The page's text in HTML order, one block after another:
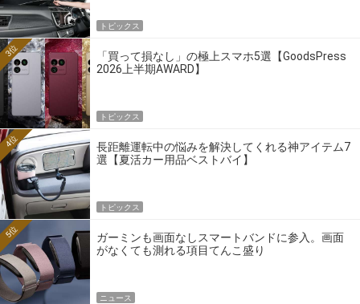
トピックス
「買って損なし」の極上スマホ5選【GoodsPress
2026上半期AWARD】
3位
トピックス
長距離運転中の悩みを解決してくれる神アイテム7
選【夏活カー用品ベストバイ】
4位
トピックス
ガーミンも画面なしスマートバンドに参入。画面
がなくても測れる項目てんこ盛り
5位
ニュース